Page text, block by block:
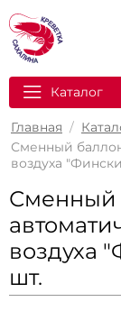
Каталог
Главная /
Сменный
воздуха
Сменный
воздуха
шт.